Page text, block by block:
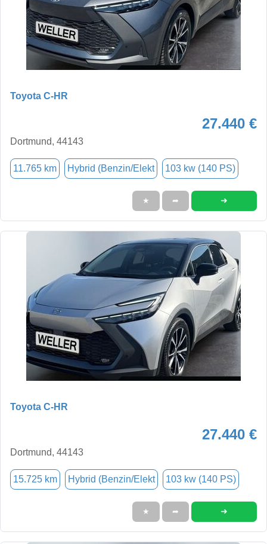
Toyota C-HR
27.440 €
Dortmund, 44143
11.765 km Hybrid (Benzin/Elekt 103 kw (140 PS)
★ ➦ ➜
Toyota C-HR
27.440 €
Dortmund, 44143
15.725 km Hybrid (Benzin/Elekt 103 kw (140 PS)
★ ➦ ➜